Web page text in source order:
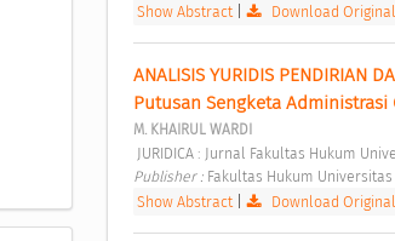
Show Abstract| Download Original
ANALISIS YURIDIS PENDIRIAN
Putusan Sengketa Administrasi
M. KHAIRUL WARDI
JURIDICA : Jurnal Fakultas Hukum
Publisher : Fakultas Hukum Universitas
Show Abstract| Download Original